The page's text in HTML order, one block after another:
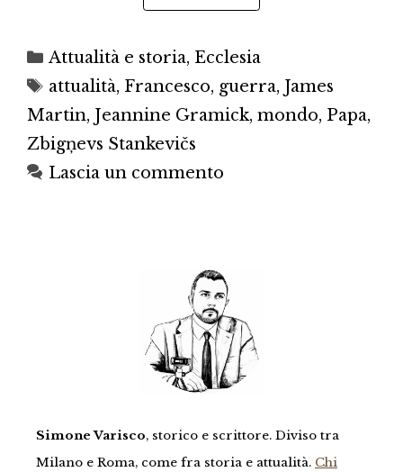
Categorie
Attualità e storia, Ecclesia
Tag
attualità, Francesco, guerra, James
Martin, Jeannine Gramick, mondo, Papa,
Zbigņevs Stankevičs
Lascia un commento
Simone Varisco, storico e scrittore. Diviso tra
Milano e Roma, come fra storia e attualità. Chi